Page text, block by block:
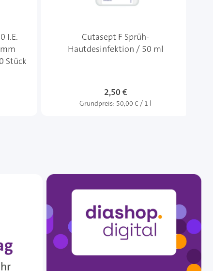
I.E.
Stück
Cutasept F Sprüh-
Hautdesinfektion / 50 ml
2,50 €
Grundpreis: 50,00 € / 1 l